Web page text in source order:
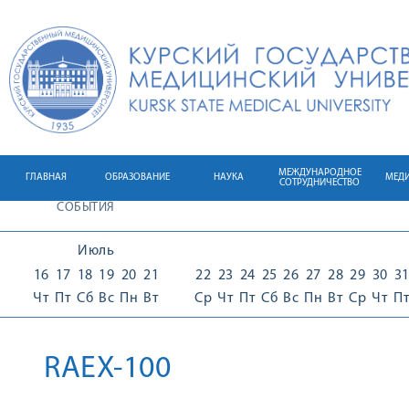
ГЛАВНАЯ ОБРАЗОВАНИЕ НАУКА
МЕЖДУНАРОДНОЕ
СОТРУДНИЧЕСТВО
СОБЫТИЯ
Июль
16
Чт
17
Пт
18
Сб
19
Вс
20
Пн
21
Вт
22
Ср
23
Чт
24
Пт
25
Сб
26
Вс
27
Пн
28
Вт
29
Ср
30
Чт
31
Пт
RAEX-100